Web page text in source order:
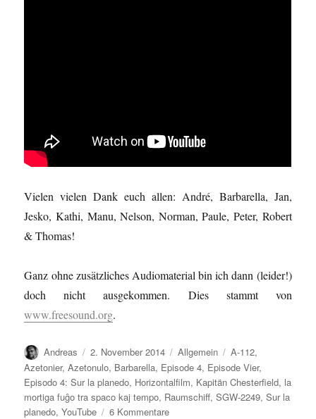
Vielen vielen Dank euch allen: André, Barbarella, Jan,
Jesko, Kathi, Manu, Nelson, Norman, Paule, Peter, Robert
& Thomas!
Ganz ohne zusätzliches Audiomaterial bin ich dann (leider!)
doch nicht ausgekommen. Dies stammt von
www.freesound.org.
Autor
Andreas
Veröffentlicht
am
2. November 2014 Kategorien
Allgemein Schlagwörter
A-112,
Azetonier,Azetonulo, Barbarella, Episode 4, Episode Vier,
Episodo 4: Sur la planedo, Horizontalfilm, Kapitän Chesterfield, la
mortiga fuĝo tra spaco kaj tempo, Raumschiff,SGW-2249,Sur la
planedo,YouTube 6 Kommentarezu